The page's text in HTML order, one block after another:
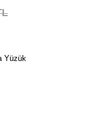
Yüzük